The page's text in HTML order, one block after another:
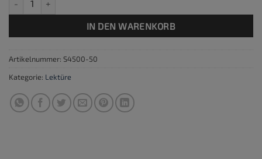
IN DEN WARENKORB
Artikelnummer: S4500-50
Kategorie: Lektüre